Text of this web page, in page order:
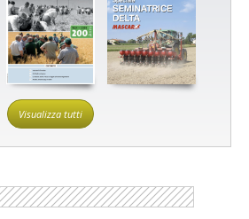
Visualizza tutti